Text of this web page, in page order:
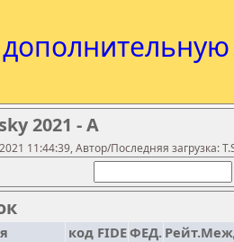
2021 - A
11:44:39, Автор/Последняя загрузка:
код FIDEФЕД.